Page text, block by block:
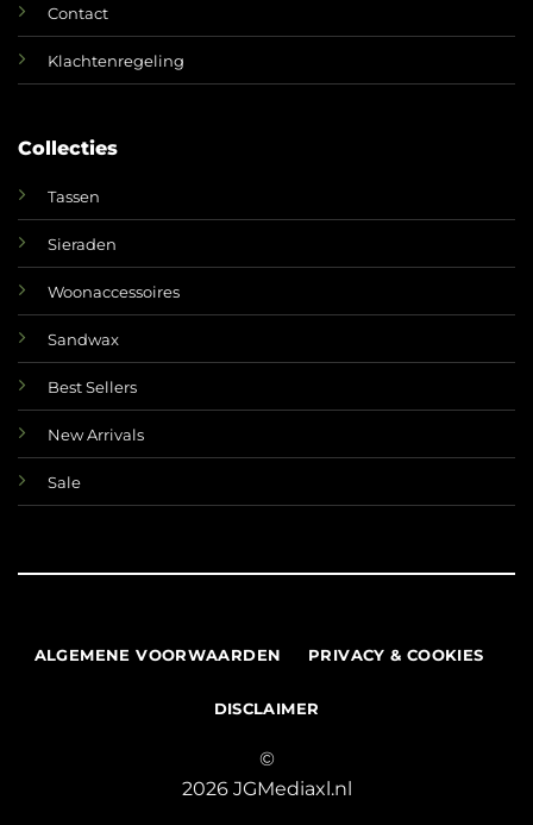
Contact
Klachtenregeling
Collecties
Tassen
Sieraden
Woonaccessoires
Sandwax
Best Sellers
New Arrivals
Sale
ALGEMENE VOORWAARDEN PRIVACY & COOKIES
DISCLAIMER
©
2026 JGMediaxl.nl